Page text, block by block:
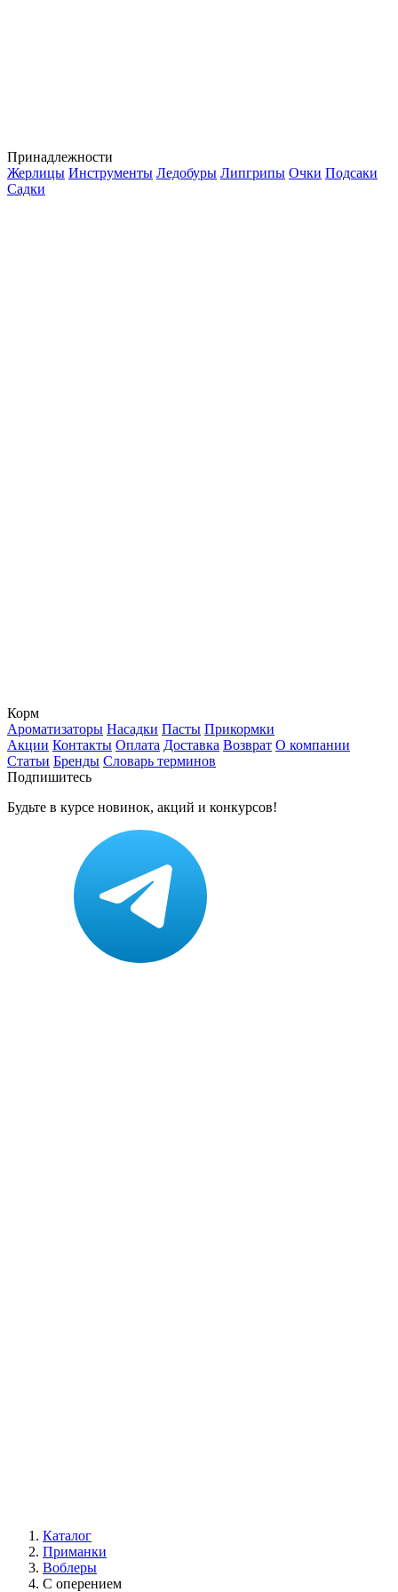
Принадлежности
Жерлицы Инструменты Ледобуры Липгрипы Очки Подсаки
Садки
Корм
Ароматизаторы Насадки Пасты Прикормки
Акции Контакты Оплата Доставка Возврат О компании
Статьи Бренды Словарь терминов
Подпишитесь
Будьте в курсе новинок, акций и конкурсов!
Каталог
Приманки
Воблеры
С оперением